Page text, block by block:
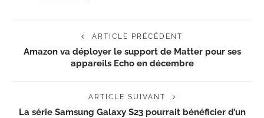
ARTICLE PRÉCÉDENT
Amazon va déployer le support de Matter pour ses
appareils Echo en décembre
ARTICLE SUIVANT
La série Samsung Galaxy S23 pourrait bénéficier d’un